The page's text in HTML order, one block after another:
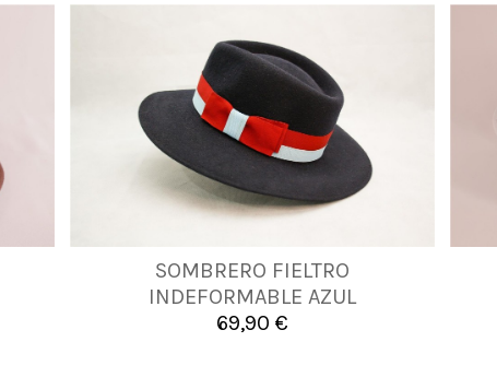
SOMBRERO FIELTRO
INDEFORMABLE AZUL
69,90 €
57 59
Añadir al carrito